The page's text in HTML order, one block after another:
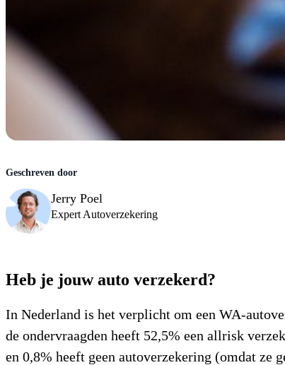
Jerry Poel
Expert Autoverzekering
Heb je jouw auto verzekerd?
In Nederland is het verplicht om een WA-
de ondervraagden heeft 52,5% een allrisk
en 0,8% heeft geen autoverzekering (omdat ze